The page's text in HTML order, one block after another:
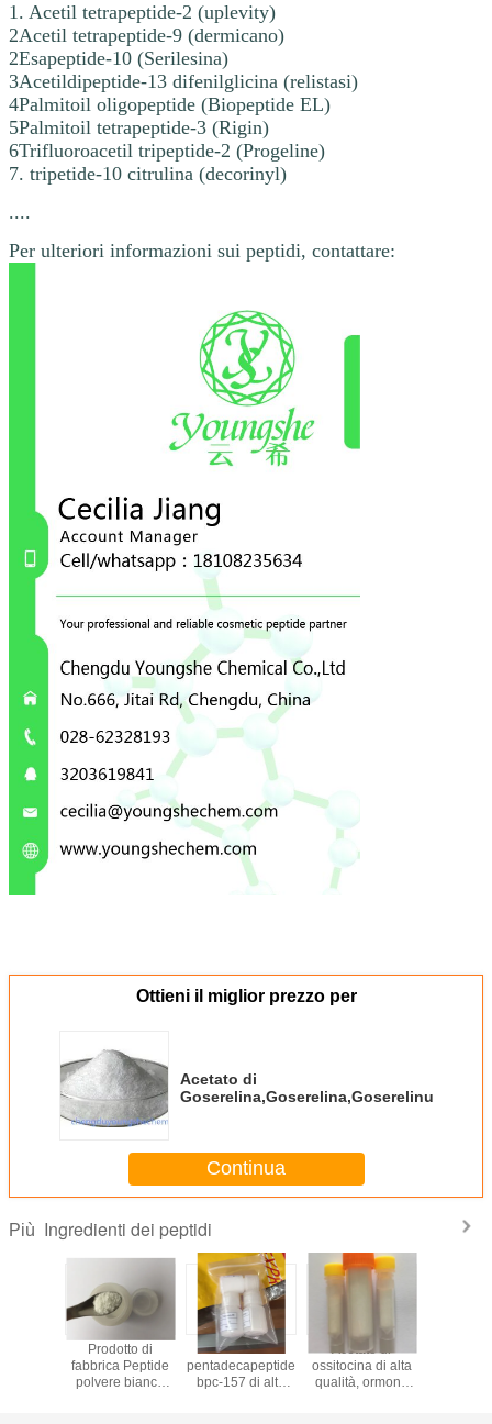
1. Acetil tetrapeptide-2 (uplevity)
2Acetil tetrapeptide-9 (dermicano)
2Esapeptide-10 (Serilesina)
3Acetildipeptide-13 difenilglicina (relistasi)
4Palmitoil oligopeptide (Biopeptide EL)
5Palmitoil tetrapeptide-3 (Rigin)
6Trifluoroacetil tripeptide-2 (Progeline)
7. tripetide-10 citrulina (decorinyl)
....
Per ulteriori informazioni sui peptidi, contattare:
Ottieni il miglior prezzo per
Acetato di
Continua
Più Ingredienti dei peptidi
Prodotto di
fabbrica Peptide
polvere bianca
Colore bianco
pentadecapeptide
bpc-157 di alta
Acetato di
ossitocina di alta
qualità, ormone